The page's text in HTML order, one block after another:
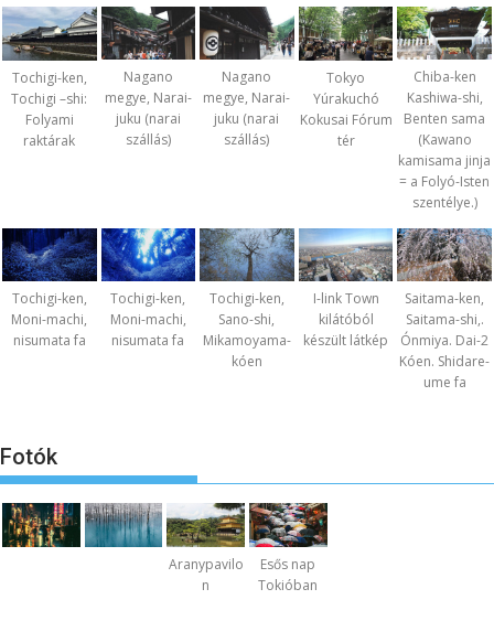
Tochigi-ken,
Tochigi –shi:
Folyami
raktárak
Nagano
megye, Narai-
juku (narai
szállás)
Nagano
megye, Narai-
juku (narai
szállás)
Tokyo
Yúrakuchó
Kokusai Fórum
tér
Chiba-ken
Kashiwa-shi,
Benten sama
(Kawano
kamisama jinja
= a Folyó-Isten
szentélye.)
Tochigi-ken,
Moni-machi,
nisumata fa
Tochigi-ken,
Moni-machi,
nisumata fa
Tochigi-ken,
Sano-shi,
Mikamoyama-
kóen
I-link Town
kilátóból
készült látkép
Saitama-ken,
Saitama-shi,.
Ónmiya. Dai-2
Kóen. Shidare-
ume fa
Fotók
Aranypavilo
n
Esős nap
Tokióban